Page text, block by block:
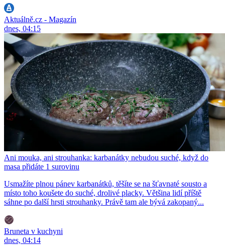
Aktuálně.cz - Magazín
dnes, 04:15
Ani mouka, ani strouhanka: karbanátky nebudou suché, když do
masa přidáte 1 surovinu
Usmažíte plnou pánev karbanátků, těšíte se na šťavnaté sousto a
místo toho koušete do suché, drolivé placky. Většina lidí příště
sáhne po další hrsti strouhanky. Právě tam ale bývá zakopaný...
Bruneta v kuchyni
dnes, 04:14